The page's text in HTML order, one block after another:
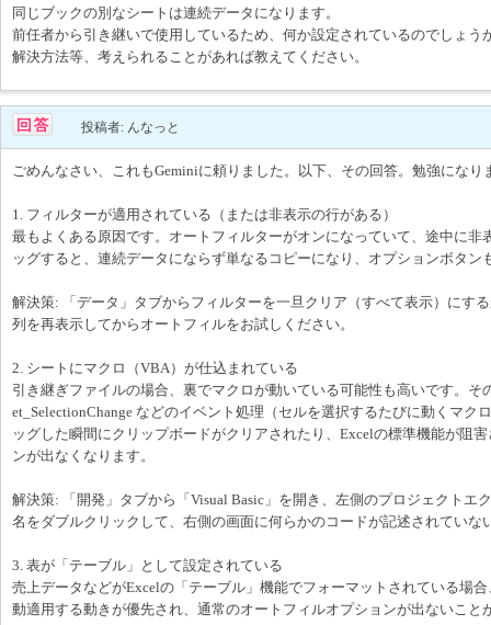
同じブックの別なシートは連続データになります。
前任者から引き継いで使用しているため、何か設定されているのでしょう
解決方法等、考えられることがあれば教えてください。
投稿者: んなっと
ごめんなさい、これもGeminiに頼りました。以下、その回答。勉強になり
1. フィルターが適用されている（または非表示の行がある）
最もよくある原因です。オートフィルターがオンになっていて、途中に非
ッグすると、連続データにならず単なるコピーになり、オプションボタン
解決策: 「データ」タブからフィルターを一旦クリア（すべて表示）にす
列を再表示してからオートフィルをお試しください。
2. シートにマクロ（VBA）が仕込まれている
引き継ぎファイルの場合、裏でマクロが動いている可能性も高いです。そ
et_SelectionChange などのイベント処理（セルを選択するたびに動くマク
ッグした瞬間にクリップボードがクリアされたり、Excelの標準機能が阻
ンが出なくなります。
解決策: 「開発」タブから「Visual Basic」を開き、左側のプロジェクトエ
名をダブルクリックして、右側の画面に何らかのコードが記述されていな
3. 表が「テーブル」として設定されている
売上データなどがExcelの「テーブル」機能でフォーマットされている場
動適用する動きが優先され、通常のオートフィルオプションが出ないこと